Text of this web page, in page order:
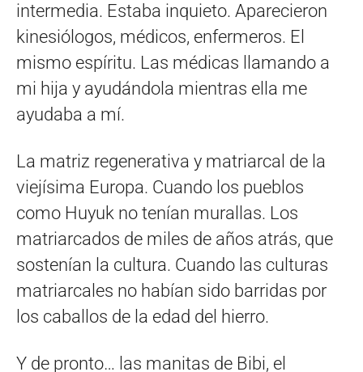
intermedia. Estaba inquieto. Aparecieron
kinesiólogos, médicos, enfermeros. El
mismo espíritu. Las médicas llamando a
mi hija y ayudándola mientras ella me
ayudaba a mí.
La matriz regenerativa y matriarcal de la
viejísima Europa. Cuando los pueblos
como Huyuk no tenían murallas. Los
matriarcados de miles de años atrás, que
sostenían la cultura. Cuando las culturas
matriarcales no habían sido barridas por
los caballos de la edad del hierro.
Y de pronto… las manitas de Bibi, el